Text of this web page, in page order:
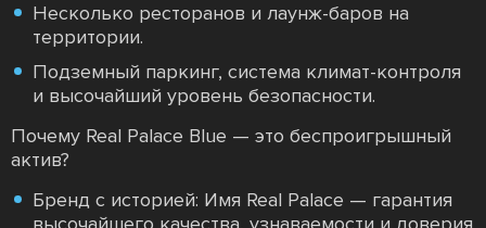
Несколько ресторанов и лаунж-баров на
территории.
Подземный паркинг, система климат-контроля
и высочайший уровень безопасности.
Почему Real Palace Blue — это беспроигрышный
актив?
Бренд с историей: Имя Real Palace — гарантия